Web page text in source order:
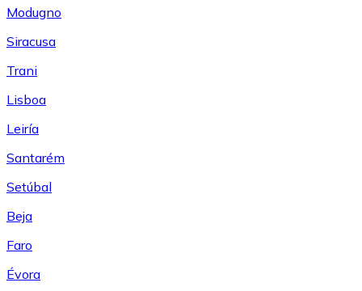
Modugno
Siracusa
Trani
Lisboa
Leiría
Santarém
Setúbal
Beja
Faro
Évora